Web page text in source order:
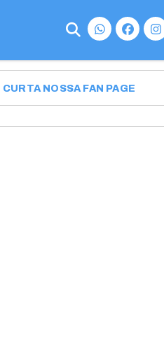
CURTA NOSSA FAN PAGE